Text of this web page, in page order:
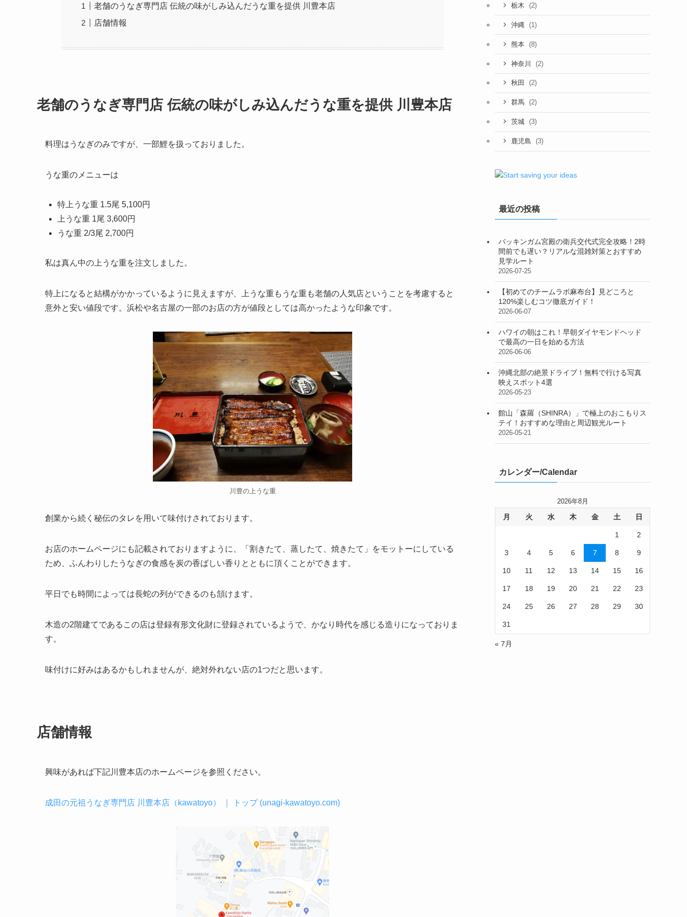
老舗のうなぎ専門店 伝統の味がしみ込んだうな重を提供 川豊本店
店舗情報
老舗のうなぎ専門店 伝統の味がしみ込んだうな重を提供 川豊本店
料理はうなぎのみですが、一部鯉を扱っておりました。
うな重のメニューは
特上うな重 1.5尾 5,100円
上うな重 1尾 3,600円
うな重 2/3尾 2,700円
私は真ん中の上うな重を注文しました。
特上になると結構がかかっているように見えますが、上うな重もうな重も老舗の人気店ということを考慮すると
意外と安い値段です。浜松や名古屋の一部のお店の方が値段としては高かったような印象です。
川豊の上うな重
創業から続く秘伝のタレを用いて味付けされております。
お店のホームページにも記載されておりますように、「割きたて、蒸したて、焼きたて」をモットーにしている
ため、ふんわりしたうなぎの食感を炭の香ばしい香りとともに頂くことができます。
平日でも時間によっては長蛇の列ができるのも頷けます。
木造の2階建てであるこの店は登録有形文化財に登録されているようで、かなり時代を感じる造りになっておりま
す。
味付けに好みはあるかもしれませんが、絶対外れない店の1つだと思います。
店舗情報
興味があれば下記川豊本店のホームページを参照ください。
成田の元祖うなぎ専門店 川豊本店（kawatoyo） ｜ トップ (unagi-kawatoyo.com)
栃木 (2)
沖縄 (1)
熊本 (8)
神奈川 (2)
秋田 (2)
群馬 (2)
茨城 (3)
鹿児島 (3)
最近の投稿
バッキンガム宮殿の衛兵交代式完全攻略！2時
間前でも遅い？リアルな混雑対策とおすすめ
見学ルート
2026-07-25
【初めてのチームラボ麻布台】見どころと
120%楽しむコツ徹底ガイド！
2026-06-07
ハワイの朝はこれ！早朝ダイヤモンドヘッド
で最高の一日を始める方法
2026-06-06
沖縄北部の絶景ドライブ！無料で行ける写真
映えスポット4選
2026-05-23
館山「森羅（SHINRA）」で極上のおこもりス
テイ！おすすめな理由と周辺観光ルート
2026-05-21
カレンダー/Calendar
2026年8月
月 火 水 木 金 土 日
1 2
3 4 5 6 7 8 9
10 11 12 13 14 15 16
17 18 19 20 21 22 23
24 25 26 27 28 29 30
31
« 7月